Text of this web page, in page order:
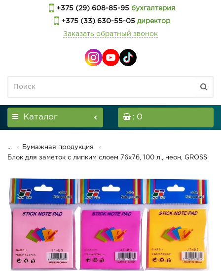
+375 (29) 608-85-95бухгалтерия
+375 (33) 630-55-05директор
Заказать обратный звонок
Каталог : 0
...
Бумажная продукция
Блок для заметок с липким слоем 76х76, 100 л., неон, GROSS